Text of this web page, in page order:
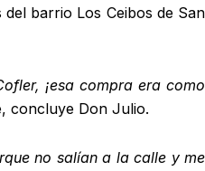
barrio Los Ceibos de San
¡esa compra era como
concluye Don Julio.
no salían a la calle y me